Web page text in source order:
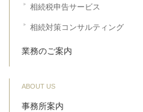
相続税申告サービス
相続対策コンサルティング
業務のご案内
ABOUT US
事務所案内